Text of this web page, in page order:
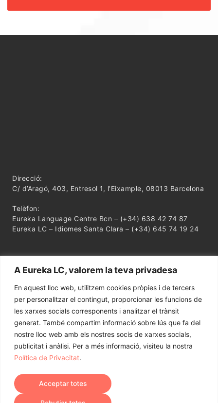
A Eureka LC, valorem la teva privadesa
En aquest lloc web, utilitzem cookies pròpies i de tercers
per personalitzar el contingut, proporcionar les funcions de
les xarxes socials corresponents i analitzar el trànsit
generat. També compartim informació sobre lús que fa del
nostre lloc web amb els nostres socis de xarxes socials,
publicitat i anàlisi. Per a més informació, visiteu la nostra
Política de Privacitat.
Acceptar totes
Direcció:
C/ d’Aragó, 403, Entresol 1, l’Eixample, 08013 Barcelona
Telèfon:
Eureka Language Centre Bcn – (+34) 638 42 74 87
Eureka LC – Idiomes Santa Clara – (+34) 645 74 19 24
Avís Legal ●Política de Privacitat
Contacte